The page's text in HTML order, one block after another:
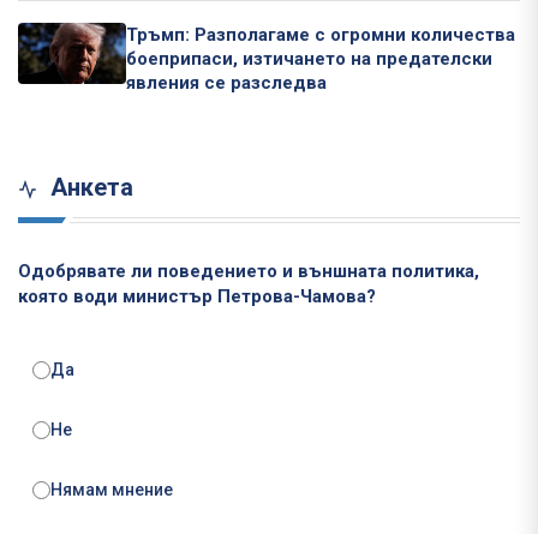
Тръмп: Разполагаме с огромни количества
боеприпаси, изтичането на предателски
явления се разследва
Анкета
Одобрявате ли поведението и външната политика,
която води министър Петрова-Чамова?
Да
Не
Нямам мнение